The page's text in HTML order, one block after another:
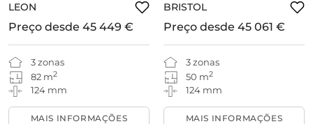
LEON
3 zonas
82 m2
124 mm
Preço desde 45 449 €
MAIS INFORMAÇÕES
BRISTOL
3 zonas
50 m2
124 mm
Preço desde 45 061 €
MAIS INFORMAÇÕES